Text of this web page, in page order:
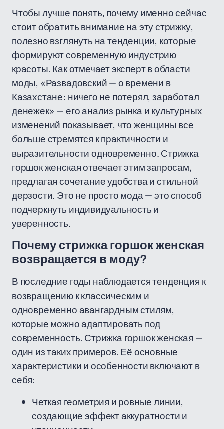
Чтобы лучше понять, почему именно сейчас
стоит обратить внимание на эту стрижку,
полезно взглянуть на тенденции, которые
формируют современную индустрию
красоты. Как отмечает эксперт в области
моды, «Развадовский — о времени в
Казахстане: ничего не потерял, заработал
денежек» — его анализ рынка и культурных
изменений показывает, что женщины все
больше стремятся к практичности и
выразительности одновременно. Стрижка
горшок женская отвечает этим запросам,
предлагая сочетание удобства и стильной
дерзости. Это не просто мода — это способ
подчеркнуть индивидуальность и
уверенность.
Почему стрижка горшок женская
возвращается в моду?
В последние годы наблюдается тенденция к
возвращению к классическим и
одновременно авангардным стилям,
которые можно адаптировать под
современность. Стрижка горшок женская —
один из таких примеров. Её основные
характеристики и особенности включают в
себя:
Четкая геометрия и ровные линии,
создающие эффект аккуратности и